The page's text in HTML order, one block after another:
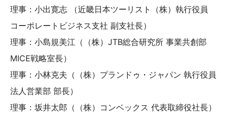
理事：小出寛志 （近畿日本ツーリスト（株）執行役員
コーポレートビジネス支社 副支社長）
理事：小島規美江（（株）JTB総合研究所 事業共創部
MICE戦略室長）
理事：小林克夫（（株）プランドゥ・ジャパン 執行役員
法人営業部 部長）
理事：坂井太郎（（株）コンベックス 代表取締役社長）